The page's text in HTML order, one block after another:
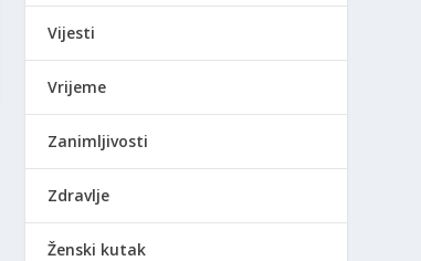
Vijesti
Vrijeme
Zanimljivosti
Zdravlje
Ženski kutak